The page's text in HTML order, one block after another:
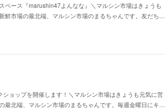
ペース『marushin47よんなな』＼マルシン市場はきょうも
鮮市場の最北端、マルシン市場のまるちゃんです。友だち…
ショップを開催します！＼マルシン市場はきょうも元気に営
最北端、マルシン市場のまるちゃんです。毎週金曜日にキ…